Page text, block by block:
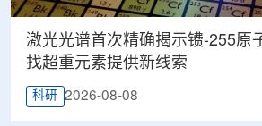
激光光谱首次精确揭示镄-255原
找超重元素提供新线索
科研 2026-08-08